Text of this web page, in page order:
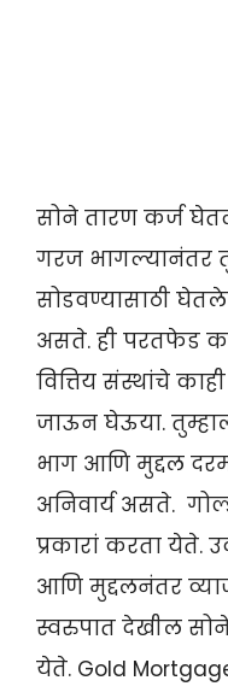
सोने तारण कर्ज
गरज भागल्यानंतर
सोडवण्यासाठी
असते. ही परतफेड
वित्तिय संस्थांचे
जाऊन घेऊया.
भाग आणि मुद्दल
अनिवार्य असते.
प्रकारां करता
आणि मुद्दलनंतर
स्वरुपात देखील
येते. Gold